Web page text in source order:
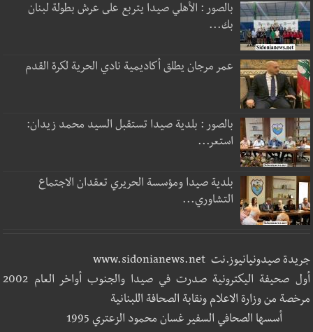
بالصور : الأهلي صيدا يتربع على عرش بطولة لبنان
بك...
عمر مرجان يطلق أكاديمية نادي الحرية لكرة القدم
بالصور : بلدية صيدا تستقبل السيد محمد زيدان:
استعر...
بلدية صيدا ومؤسسة الحريري تعقدان الاجتماع
التشاوري...
جريدة صيدونيانيوز.نت www.sidonianews.net
أول صحيفة اليكترونية صدرت في صيدا والجنوب أواخر العام 2002
مرخصة من وزارة الاعلام ونقابة الصحافة اللبنانية
أسسها الصحافي السفير غسان محمود الزعتري 1995